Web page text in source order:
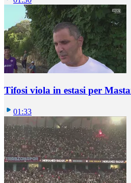
Tifosi viola in estasi per
01:33